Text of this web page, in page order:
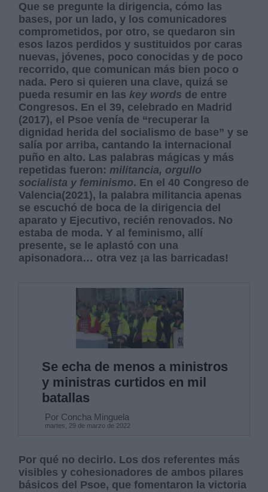
Que se pregunte la dirigencia, cómo las
bases, por un lado, y los comunicadores
comprometidos, por otro, se quedaron sin
esos lazos perdidos y sustituidos por caras
nuevas, jóvenes, poco conocidas y de poco
recorrido, que comunican más bien poco o
nada. Pero si quieren una clave, quizá se
pueda resumir en las key words de entre
Congresos. En el 39, celebrado en Madrid
(2017), el Psoe venía de “recuperar la
dignidad herida del socialismo de base” y se
salía por arriba, cantando la internacional
puño en alto. Las palabras mágicas y más
repetidas fueron:militancia, orgullo
socialista y feminismo. En el 40 Congreso de
Valencia(2021), la palabra militancia apenas
se escuchó de boca de la dirigencia del
aparato y Ejecutivo, recién renovados. No
estaba de moda. Y al feminismo, allí
presente, se le aplastó con una
apisonadora… otra vez ¡a las barricadas!
Se echa de menos a ministros
y ministras curtidos en mil
batallas
Por Concha Minguela
martes, 29 de marzo de 2022
Por qué no decirlo. Los dos referentes más
visibles y cohesionadores de ambos pilares
básicos del Psoe, que fomentaron la victoria